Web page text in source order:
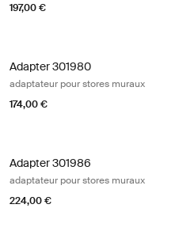
197,00 €
Adapter 301980
adaptateur pour stores muraux
174,00 €
Adapter 301986
adaptateur pour stores muraux
224,00 €